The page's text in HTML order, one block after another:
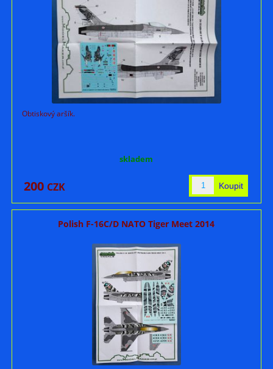
Obtiskový aršík.
skladem
200 CZK
Polish F-16C/D NATO Tiger Meet 2014